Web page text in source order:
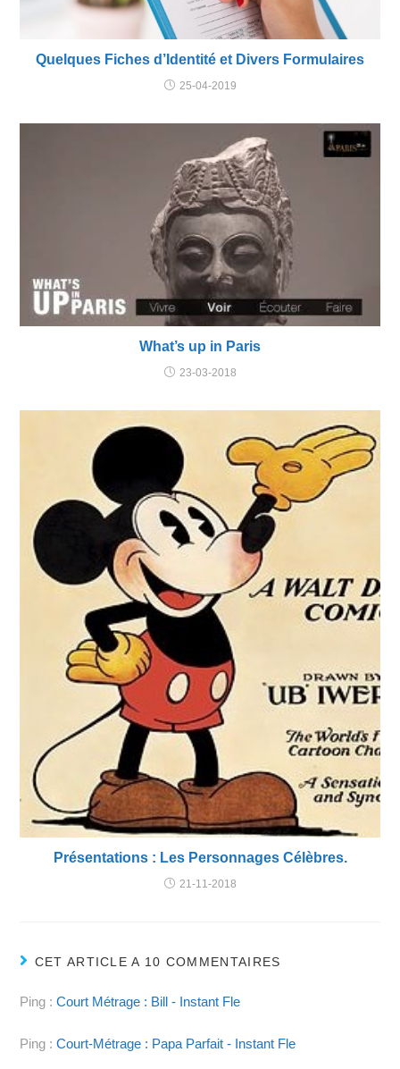
Quelques Fiches d’Identité et Divers Formulaires
25-04-2019
What’s up in Paris
23-03-2018
Présentations : Les Personnages Célèbres.
21-11-2018
CET ARTICLE A 10 COMMENTAIRES
Ping :Court Métrage : Bill - Instant Fle
Ping :Court-Métrage : Papa Parfait - Instant Fle